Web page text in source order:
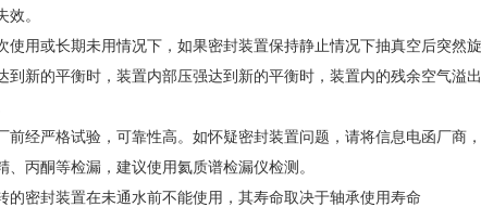
效。
用或长期未用情况下，如果密封装置保持静止情况下抽真空后突然
到新的平衡时，装置内部压强达到新的平衡时，装置内的残余空气
经严格试验，可靠性高。如怀疑密封装置问题，请将信息电函厂商
、丙酮等检漏，建议使用氦质谱检漏仪检测。
密封装置在未通水前不能使用，其寿命取决于轴承使用寿命